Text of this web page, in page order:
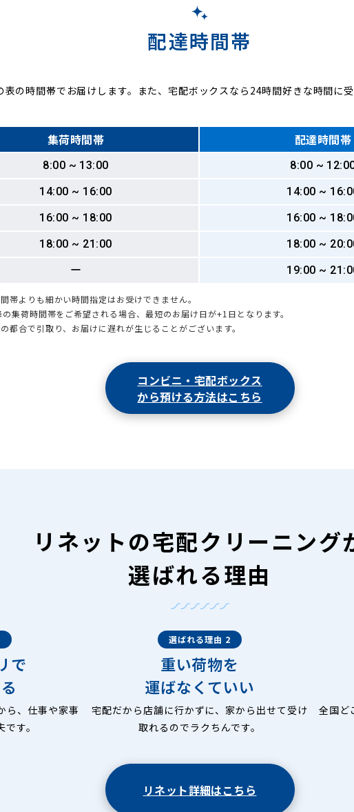
配達時間帯
表の時間帯でお届けします。また、宅配ボックスなら24時間好きな時間に
集荷時間帯 配達時間帯
8:00 ~ 13:00
8:00 ~
14:00 ~ 16:00
14:00 ~
16:00 ~ 18:00
16:00 ~
18:00 ~ 21:00
18:00 ~
ー
19:00 ~
帯よりも細かい時間指定はお受けできません。
集荷時間帯をご希望される場合、最短のお届け日が+1日となります。
都合で引取り、お届けに遅れが生じることがございます。
コンビニ・宅配ボックス
から預ける方法はこちら
リネットの宅配クリーニング
選ばれる理由
で
ら、仕事や家事
す。
選ばれる理由 2
重い荷物を
運ばなくていい
宅配だから店舗に行かずに、家から出せて受け
取れるのでラクちんです。
全国ど
リネット詳細はこちら